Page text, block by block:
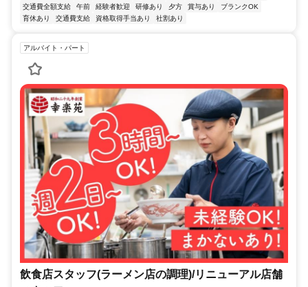
交通費全額支給
午前 経験者歓迎 研修あり 夕方 賞与あり
ブランクOK
育休あり
交通費支給 資格取得手当あり 社割あり
アルバイト・パート
飲食店スタッフ(ラーメン店の調理)/リニューアル店舗